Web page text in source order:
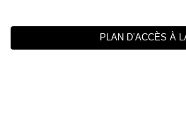
PLAN D’ACCÈS À